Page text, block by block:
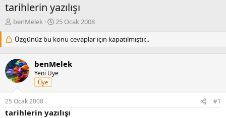
tarihlerin yazılışı
K
n
b
u
y
u
b
a
ş
l
benMelek
B
ş
l
n
g
ç
a
25 Ocak 2008
Üzgünüz bu konu cevaplar için kapatılmıştır...
benMelek
Yeni Üye
Üye
25 Ocak 2008 #1
tarihlerin yazılışı